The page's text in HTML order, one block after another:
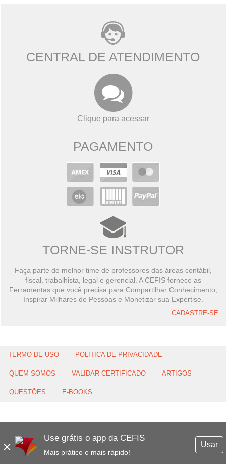
×
Use grátis o app da CEFIS
Mais prático e mais rápido!
Usar
CENTRAL DE ATENDIMENTO
Clique para acessar
PAGAMENTO
TORNE-SE INSTRUTOR
Faça parte do melhor time de professores das áreas contábil,
fiscal, trabalhista, legal e gerencial. A CEFIS fornece as
Ferramentas que você precisa para Compartilhar Conhecimento,
Inspirar Milhares de Pessoas e Monetizar sua Expertise.
CADASTRE-SE
TERMO DE USO POLITICA DE PRIVACIDADE
QUEM SOMOS VALIDAR CERTIFICADO ARTIGOS
QUESTÕES E-BOOKS